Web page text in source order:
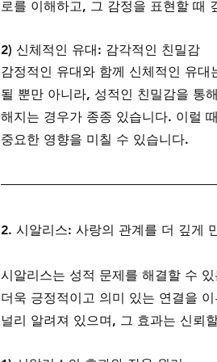
로를 이해하고, 그 감정을 표현할 때
2) 신체적인 유대: 감각적인 친밀감
감정적인 유대와 함께 신체적인 유
될 뿐만 아니라, 성적인 친밀감을 통
해지는 경우가 종종 있습니다. 이럴
중요한 영향을 미칠 수 있습니다.
2. 시알리스: 사랑의 관계를 더 깊게
시알리스는 성적 문제를 해결할 수
더욱 긍정적이고 의미 있는 연결을
널리 알려져 있으며, 그 효과는 신뢰